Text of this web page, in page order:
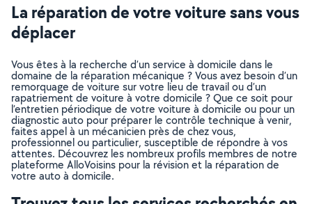
La réparation de votre voiture sans vous
déplacer
Vous êtes à la recherche d’un service à domicile dans le
domaine de la réparation mécanique ? Vous avez besoin d’un
remorquage de voiture sur votre lieu de travail ou d’un
rapatriement de voiture à votre domicile ? Que ce soit pour
l’entretien périodique de votre voiture à domicile ou pour un
diagnostic auto pour préparer le contrôle technique à venir,
faites appel à un mécanicien près de chez vous,
professionnel ou particulier, susceptible de répondre à vos
attentes. Découvrez les nombreux profils membres de notre
plateforme AlloVoisins pour la révision et la réparation de
votre auto à domicile.